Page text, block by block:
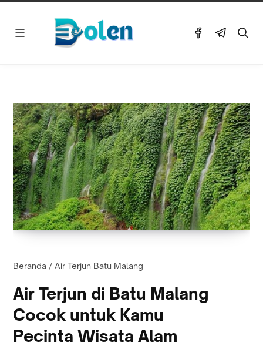
Beranda / Air Terjun Batu Malang
Air Terjun di Batu Malang
Cocok untuk Kamu
Pecinta Wisata Alam